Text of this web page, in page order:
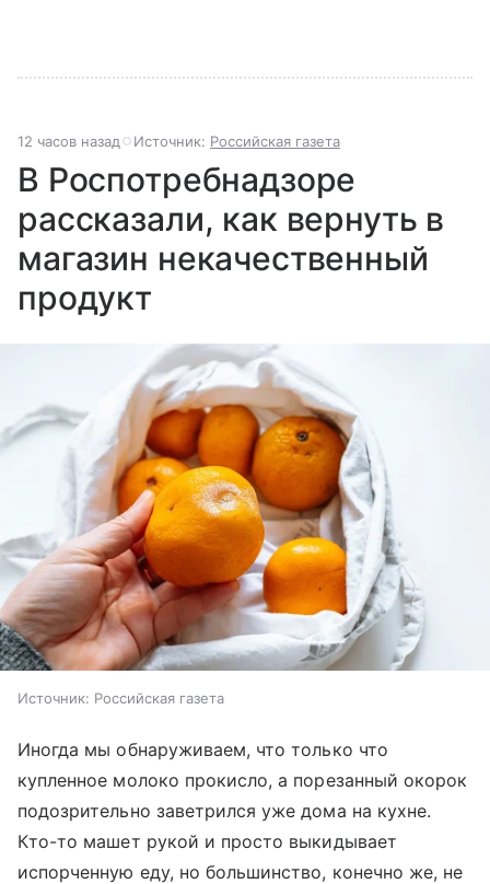
12 часов назад Источник: Российская газета
В Роспотребнадзоре
рассказали, как вернуть в
магазин некачественный
продукт
Источник: Российская газета
Иногда мы обнаруживаем, что только что
купленное молоко прокисло, а порезанный окорок
подозрительно заветрился уже дома на кухне.
Кто-то машет рукой и просто выкидывает
испорченную еду, но большинство, конечно же, не